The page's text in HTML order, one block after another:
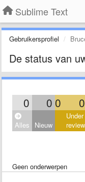
Sublime Text
Gebruikersprofiel
De status van
0 0 0 0
Alles Nieuw
Under
review
Geen onderwerpen